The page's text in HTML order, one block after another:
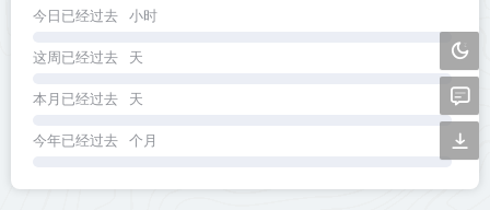
今日已经过去 小时
这周已经过去 天
本月已经过去 天
今年已经过去 个月